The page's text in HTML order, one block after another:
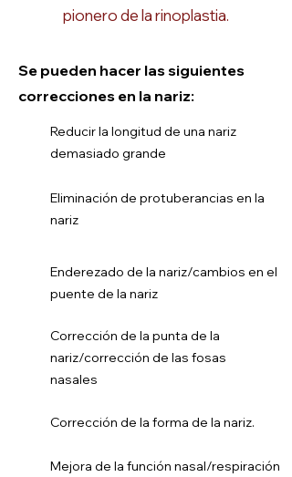
pionero de la rinoplastia.
Se pueden hacer las siguientes
correcciones en la nariz:
Reducir la longitud de una nariz
demasiado grande ​​
Eliminación de protuberancias en la
nariz
Enderezado de la nariz/cambios en el
puente de la nariz
Corrección de la punta de la
nariz/corrección de las fosas
nasales
Corrección de la forma de la nariz.
Mejora de la función nasal/respiración